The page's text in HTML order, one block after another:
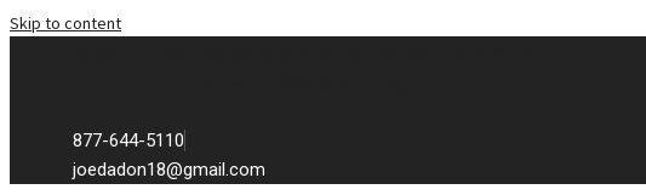
Skip to content
877-644-5110
joedadon18@gmail.com